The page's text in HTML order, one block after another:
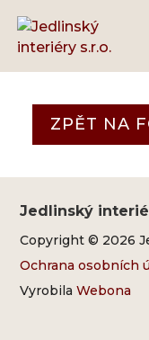
ZPĚT NA
Jedlinský
Copyright © 2026
Ochrana osobních
VyrobilaWebona